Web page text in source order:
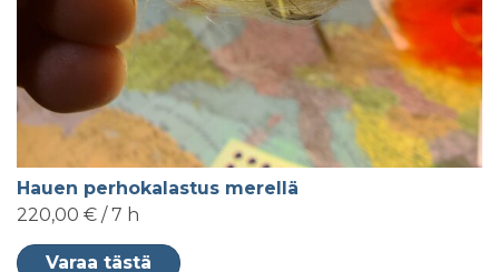
Hauen perhokalastus merellä
220,00 € / 7 h
Varaa tästä